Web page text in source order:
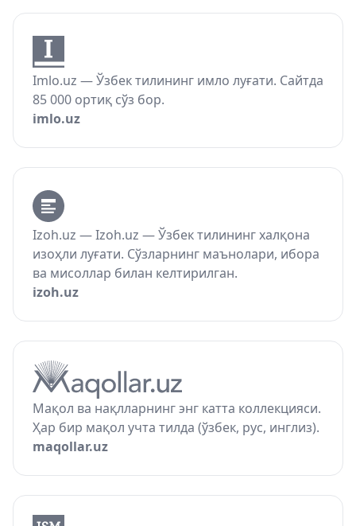
Imlo.uz — Ўзбек тилининг имло луғати. Сайтда
85 000 ортиқ сўз бор.
imlo.uz
Izoh.uz — Izoh.uz — Ўзбек тилининг халқона
изоҳли луғати. Сўзларнинг маънолари, ибора
ва мисоллар билан келтирилган.
izoh.uz
Мақол ва нақлларнинг энг катта коллекцияси.
Ҳар бир мақол учта тилда (ўзбек, рус, инглиз).
maqollar.uz